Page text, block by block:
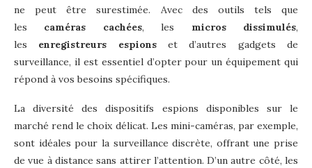
ne peut être surestimée. Avec des outils tels que
les caméras cachées, les micros dissimulés,
les enregistreurs espionset d’autres gadgets de
surveillance, il est essentiel d’opter pour un équipement qui
répond à vos besoins spécifiques.
La diversité des dispositifs espions disponibles sur le
marché rend le choix délicat. Les mini-caméras, par exemple,
sont idéales pour la surveillance discrète, offrant une prise
de vue à distance sans attirer l’attention. D’un autre côté, les